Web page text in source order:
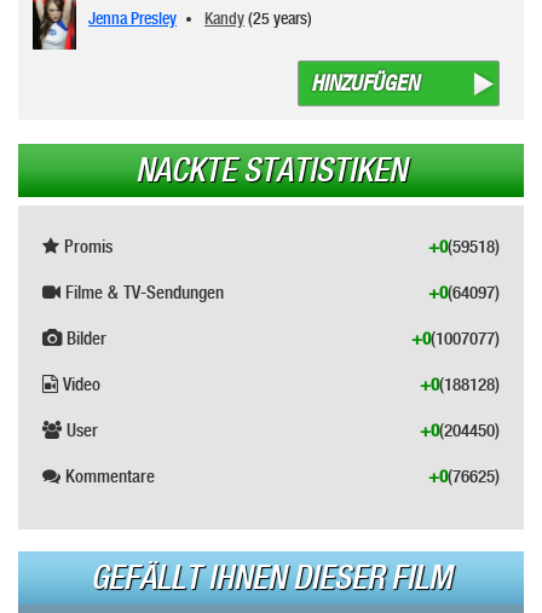
Jenna Presley Kandy(25 years)
HINZUFÜGEN
NACKTE STATISTIKEN
Promis (59518)
+0
Filme & TV-Sendungen (64097)
+0
Bilder (1007077)
+0
Video (188128)
+0
User (204450)
+0
Kommentare (76625)
+0
GEFÄLLT IHNEN DIESER FILM